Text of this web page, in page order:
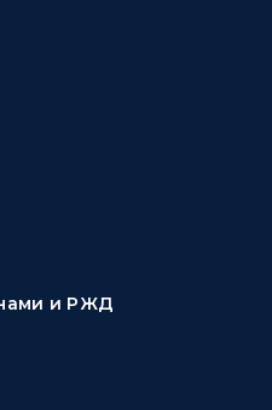
и РЖД